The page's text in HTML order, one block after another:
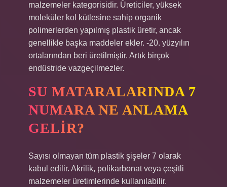
malzemeler kategorisidir. Üreticiler, yüksek
moleküler kol kütlesine sahip organik
polimerlerden yapılmış plastik üretir, ancak
genellikle başka maddeler ekler. -20. yüzyılın
ortalarından beri üretilmiştir. Artık birçok
endüstride vazgeçilmezler.
SU MATARALARINDA 7
NUMARA NE ANLAMA
GELIR?
Sayısı olmayan tüm plastik şişeler 7 olarak
kabul edilir. Akrilik, polikarbonat veya çeşitli
malzemeler üretimlerinde kullanılabilir.